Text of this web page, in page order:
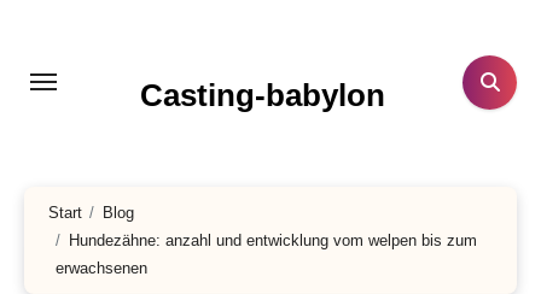
springen
Casting-babylon
Start
Blog
Hundezähne: anzahl und entwicklung vom welpen bis zum
erwachsenen